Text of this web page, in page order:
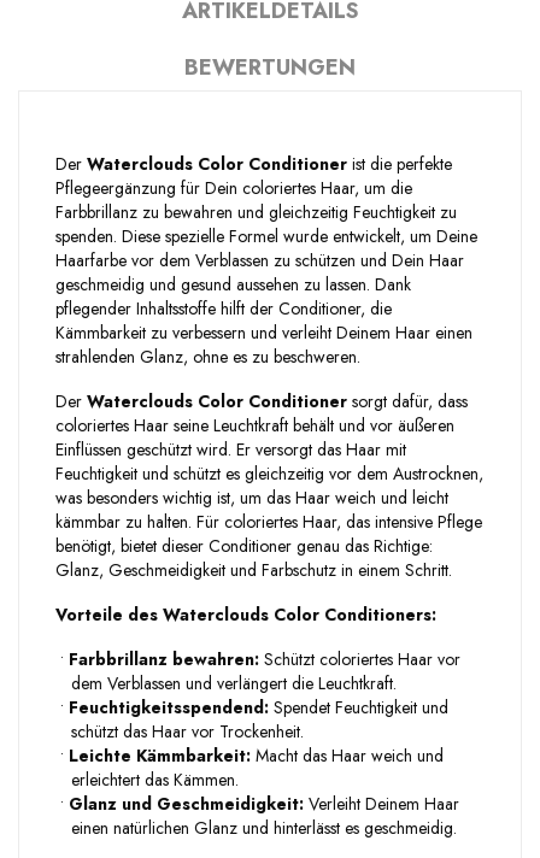
ARTIKELDETAILS
BEWERTUNGEN
Der Waterclouds Color Conditioner ist die perfekte
Pflegeergänzung für Dein coloriertes Haar, um die
Farbbrillanz zu bewahren und gleichzeitig Feuchtigkeit zu
spenden. Diese spezielle Formel wurde entwickelt, um Deine
Haarfarbe vor dem Verblassen zu schützen und Dein Haar
geschmeidig und gesund aussehen zu lassen. Dank
pflegender Inhaltsstoffe hilft der Conditioner, die
Kämmbarkeit zu verbessern und verleiht Deinem Haar einen
strahlenden Glanz, ohne es zu beschweren.
Der Waterclouds Color Conditioner sorgt dafür, dass
coloriertes Haar seine Leuchtkraft behält und vor äußeren
Einflüssen geschützt wird. Er versorgt das Haar mit
Feuchtigkeit und schützt es gleichzeitig vor dem Austrocknen,
was besonders wichtig ist, um das Haar weich und leicht
kämmbar zu halten. Für coloriertes Haar, das intensive Pflege
benötigt, bietet dieser Conditioner genau das Richtige:
Glanz, Geschmeidigkeit und Farbschutz in einem Schritt.
Vorteile des Waterclouds Color Conditioners:
• Farbbrillanz bewahren: Schützt coloriertes Haar vor
dem Verblassen und verlängert die Leuchtkraft.
• Feuchtigkeitsspendend: Spendet Feuchtigkeit und
schützt das Haar vor Trockenheit.
• Leichte Kämmbarkeit: Macht das Haar weich und
erleichtert das Kämmen.
• Glanz und Geschmeidigkeit: Verleiht Deinem Haar
einen natürlichen Glanz und hinterlässt es geschmeidig.